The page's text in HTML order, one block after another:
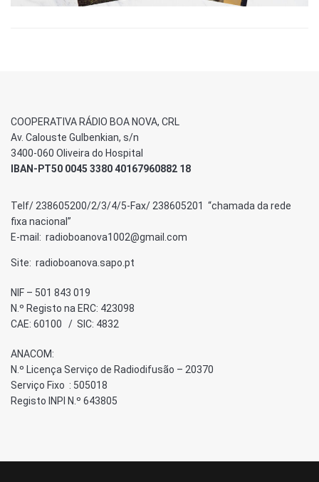
COOPERATIVA RÁDIO BOA NOVA, CRL
Av. Calouste Gulbenkian, s/n
3400-060 Oliveira do Hospital
IBAN-PT50 0045 3380 40167960882 18
Telf/ 238605200/2/3/4/5-Fax/ 238605201 “chamada da rede
fixa nacional”
E-mail: radioboanova1002@gmail.com
Site: radioboanova.sapo.pt
NIF – 501 843 019
N.º Registo na ERC: 423098
CAE: 60100 / SIC: 4832
ANACOM:
N.º Licença Serviço de Radiodifusão – 20370
Serviço Fixo : 505018
Registo INPI N.º 643805